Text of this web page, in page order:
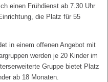
einen Frühdienst ab 7.30 Uhr
die Platz für 55
in einem offenen Angebot mit
werden je 20 Kinder im
Gruppe bietet Platz
ab 18 Monaten.